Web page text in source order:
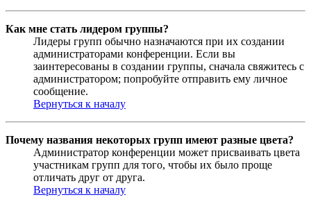
Как мне стать лидером группы?
Лидеры групп обычно назначаются при их создании
администраторами конференции. Если вы
заинтересованы в создании группы, сначала свяжитесь с
администратором; попробуйте отправить ему личное
сообщение.
Вернуться к началу
Почему названия некоторых групп имеют разные цвета?
Администратор конференции может присваивать цвета
участникам групп для того, чтобы их было проще
отличать друг от друга.
Вернуться к началу